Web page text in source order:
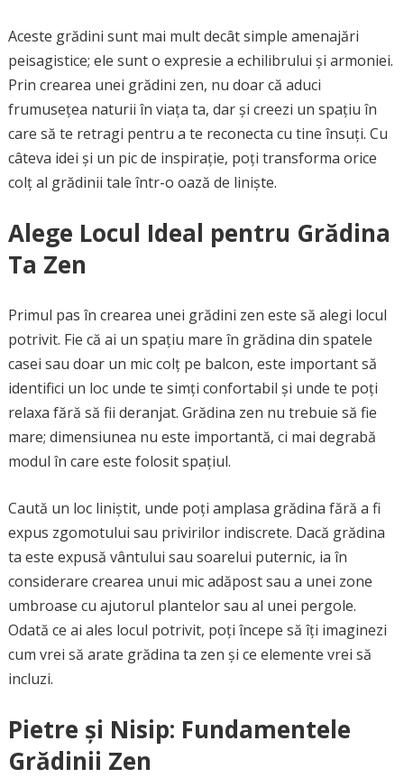
Aceste grădini sunt mai mult decât simple amenajări
peisagistice; ele sunt o expresie a echilibrului și armoniei.
Prin crearea unei grădini zen, nu doar că aduci
frumusețea naturii în viața ta, dar și creezi un spațiu în
care să te retragi pentru a te reconecta cu tine însuți. Cu
câteva idei și un pic de inspirație, poți transforma orice
colț al grădinii tale într-o oază de liniște.
Alege Locul Ideal pentru Grădina
Ta Zen
Primul pas în crearea unei grădini zen este să alegi locul
potrivit. Fie că ai un spațiu mare în grădina din spatele
casei sau doar un mic colț pe balcon, este important să
identifici un loc unde te simți confortabil și unde te poți
relaxa fără să fii deranjat. Grădina zen nu trebuie să fie
mare; dimensiunea nu este importantă, ci mai degrabă
modul în care este folosit spațiul.
Caută un loc liniștit, unde poți amplasa grădina fără a fi
expus zgomotului sau privirilor indiscrete. Dacă grădina
ta este expusă vântului sau soarelui puternic, ia în
considerare crearea unui mic adăpost sau a unei zone
umbroase cu ajutorul plantelor sau al unei pergole.
Odată ce ai ales locul potrivit, poți începe să îți imaginezi
cum vrei să arate grădina ta zen și ce elemente vrei să
incluzi.
Pietre și Nisip: Fundamentele
Grădinii Zen